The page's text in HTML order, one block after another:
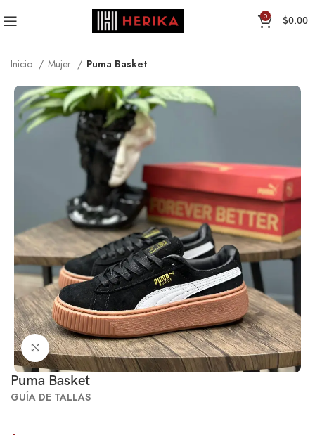
0 $0.00
Inicio Mujer Puma Basket
Click to enlarge
Puma Basket
GUÍA DE TALLAS